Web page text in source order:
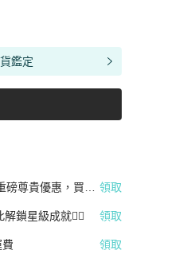
鑑定
尊貴優惠，買越
領取
鎖星級成就👆🏻 領取
領取